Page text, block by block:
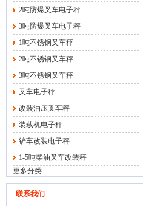
2吨防爆叉车电子秤
3吨防爆叉车电子秤
1吨不锈钢叉车秤
2吨不锈钢叉车秤
3吨不锈钢叉车秤
叉车电子秤
改装油压叉车秤
装载机电子秤
铲车改装电子秤
1-5吨柴油叉车改装秤
更多分类
联系我们